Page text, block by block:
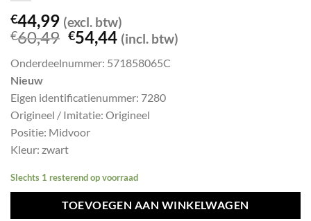
€44,99 (excl. btw)
€60,49 Oorspronkelijke
prijs
was:
€54,44Huidige
prijs
is:
(incl. btw)
Onderdeelnummer: 571858065C
Nieuw
Eigen identificatienummer: 7280
Origineel / Imitatie: Origineel
Positie: Midvoor
Kleur: zwart
Slechts 1 resterend op voorraad
TOEVOEGEN AAN WINKELWAGEN